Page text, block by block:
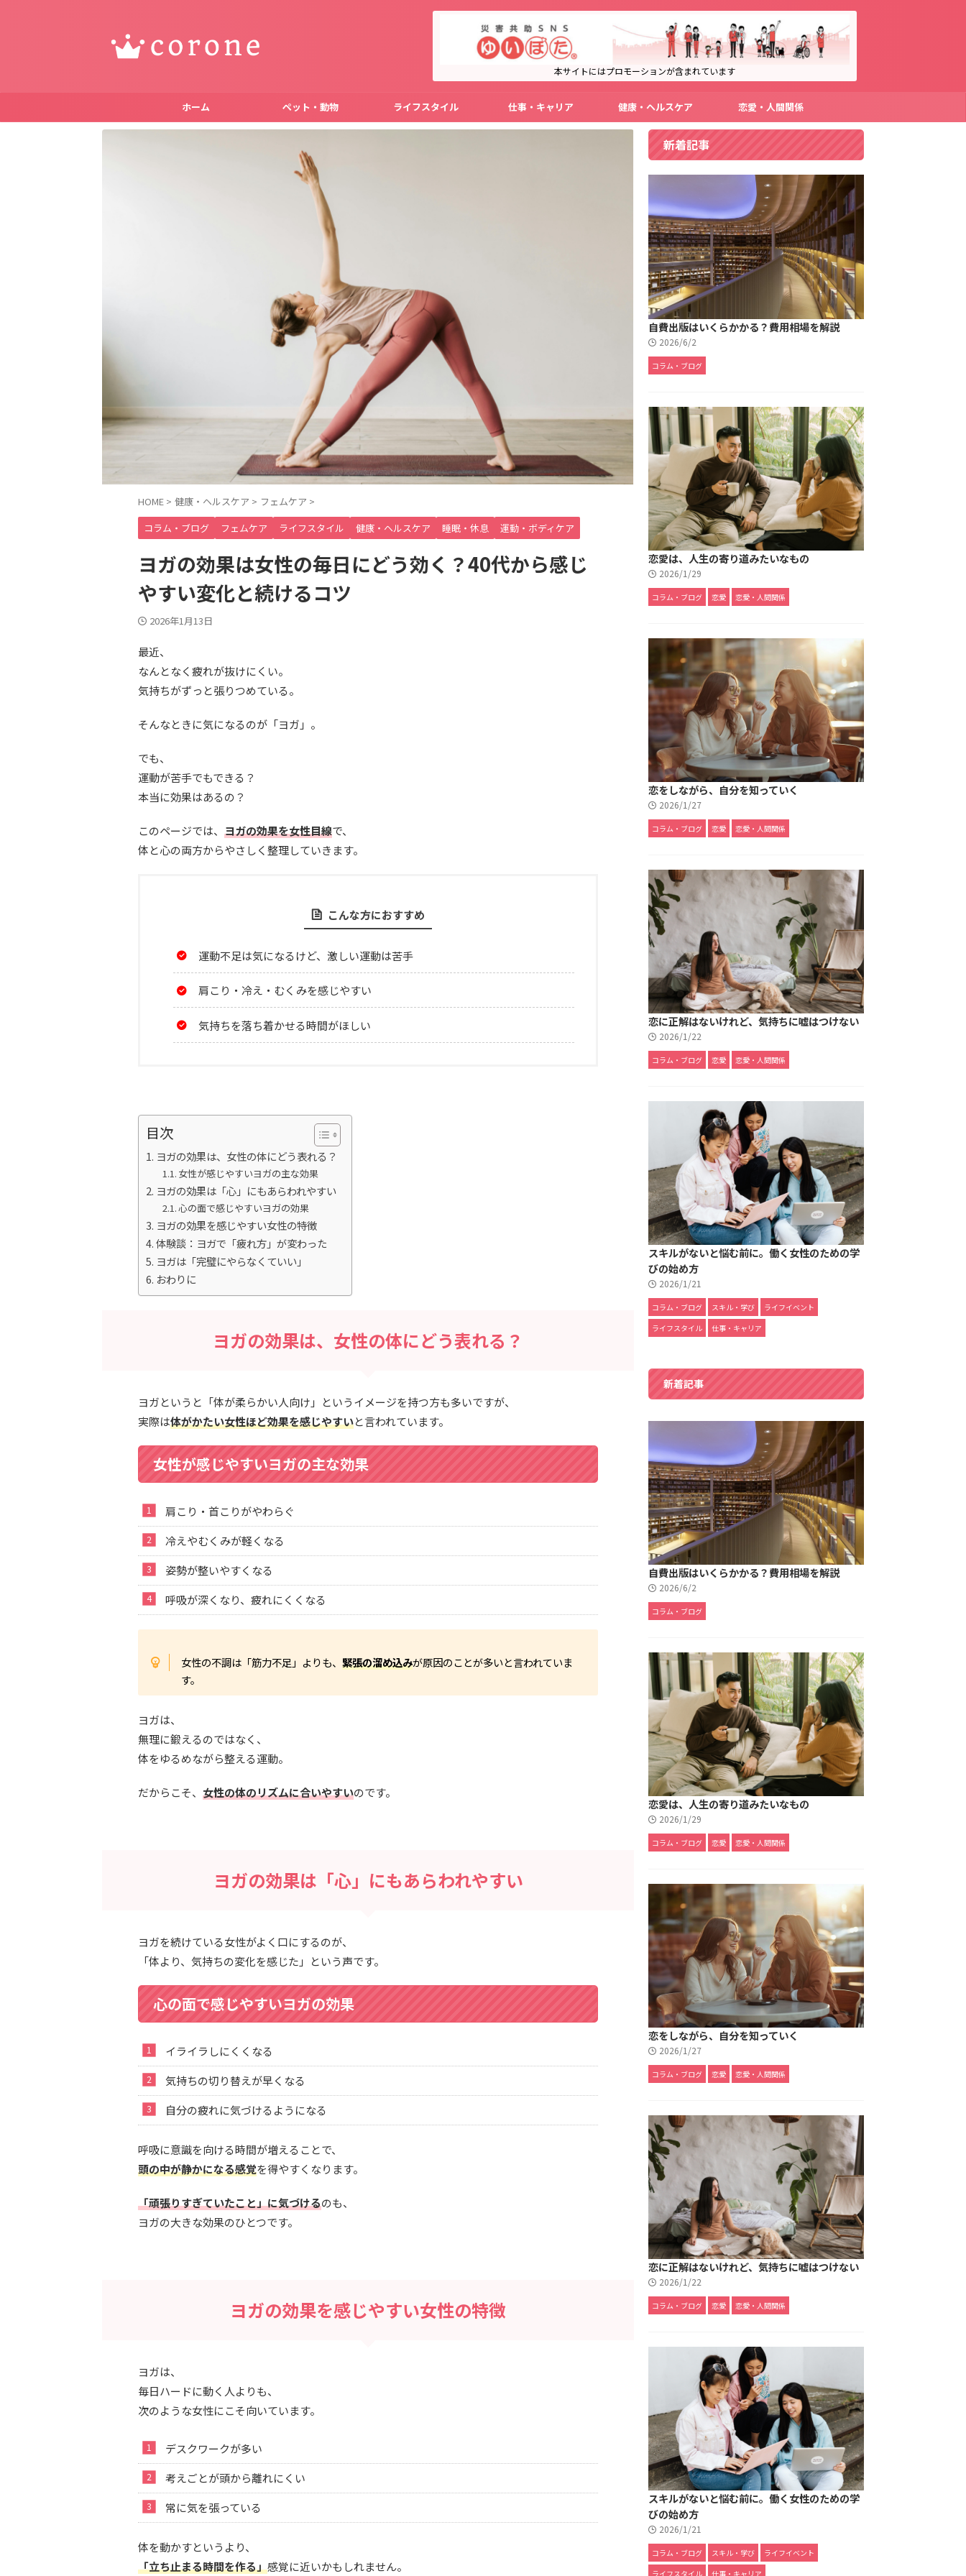
本サイトにはプロモーションが含まれています
ホーム ペット・動物 ライフスタイル 仕事・キャリア 健康・ヘルスケア 恋愛・人間関係
HOME > 健康・ヘルスケア > フェムケア >
コラム・ブログ
フェムケア ライフスタイル 健康・ヘルスケア 睡眠・休息 運動・ボディケア
ヨガの効果は女性の毎日にどう効く？40代から感じ
やすい変化と続けるコツ
2026年1月13日
最近、
なんとなく疲れが抜けにくい。
気持ちがずっと張りつめている。
そんなときに気になるのが「ヨガ」。
でも、
運動が苦手でもできる？
本当に効果はあるの？
このページでは、 ヨガの効果を女性目線で、
体と心の両方からやさしく整理していきます。
こんな方におすすめ
運動不足は気になるけど、激しい運動は苦手
肩こり・冷え・むくみを感じやすい
気持ちを落ち着かせる時間がほしい
目次
ヨガの効果は、女性の体にどう表れる？
女性が感じやすいヨガの主な効果
ヨガの効果は「心」にもあらわれやすい
心の面で感じやすいヨガの効果
ヨガの効果を感じやすい女性の特徴
体験談：ヨガで「疲れ方」が変わった
ヨガは「完璧にやらなくていい」
おわりに
ヨガの効果は、女性の体にどう表れる？
ヨガというと「体が柔らかい人向け」というイメージを持つ方も多いですが、
実際は体がかたい女性ほど効果を感じやすいと言われています。
女性が感じやすいヨガの主な効果
肩こり・首こりがやわらぐ
冷えやむくみが軽くなる
姿勢が整いやすくなる
呼吸が深くなり、疲れにくくなる
女性の不調は「筋力不足」よりも、緊張の溜め込みが原因のことが多いと言われていま
す。
ヨガは、
無理に鍛えるのではなく、
体をゆるめながら整える運動。
だからこそ、 女性の体のリズムに合いやすいのです。
ヨガの効果は「心」にもあらわれやすい
ヨガを続けている女性がよく口にするのが、
「体より、気持ちの変化を感じた」という声です。
心の面で感じやすいヨガの効果
イライラしにくくなる
気持ちの切り替えが早くなる
自分の疲れに気づけるようになる
呼吸に意識を向ける時間が増えることで、
頭の中が静かになる感覚を得やすくなります。
「頑張りすぎていたこと」に気づけるのも、
ヨガの大きな効果のひとつです。
ヨガの効果を感じやすい女性の特徴
ヨガは、
毎日ハードに動く人よりも、
次のような女性にこそ向いています。
デスクワークが多い
考えごとが頭から離れにくい
常に気を張っている
体を動かすというより、
「立ち止まる時間を作る」感覚に近いかもしれません。
新着記事
自費出版はいくらかかる？費用相場を解説
2026/6/2
コラム・ブログ
恋愛は、人生の寄り道みたいなもの
2026/1/29
コラム・ブログ 恋愛 恋愛・人間関係
恋をしながら、自分を知っていく
2026/1/27
コラム・ブログ 恋愛 恋愛・人間関係
恋に正解はないけれど、気持ちに嘘はつけない
2026/1/22
コラム・ブログ 恋愛 恋愛・人間関係
スキルがないと悩む前に。働く女性のための学
びの始め方
2026/1/21
コラム・ブログ スキル・学び
ライフイベント
ライフスタイル
仕事・キャリア
新着記事
自費出版はいくらかかる？費用相場を解説
2026/6/2
コラム・ブログ
恋愛は、人生の寄り道みたいなもの
2026/1/29
コラム・ブログ 恋愛 恋愛・人間関係
恋をしながら、自分を知っていく
2026/1/27
コラム・ブログ 恋愛 恋愛・人間関係
恋に正解はないけれど、気持ちに嘘はつけない
2026/1/22
コラム・ブログ 恋愛 恋愛・人間関係
スキルがないと悩む前に。働く女性のための学
びの始め方
2026/1/21
コラム・ブログ スキル・学び
ライフイベント
ライフスタイル
仕事・キャリア